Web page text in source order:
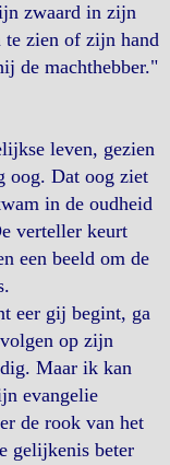
zwaard in zijn
zien of zijn hand
de machthebber."
leven, gezien
oog. Dat oog ziet
in de oudheid
verteller keurt
een beeld om de
eer gij begint, ga
op zijn
Maar ik kan
evangelie
de rook van het
gelijkenis beter